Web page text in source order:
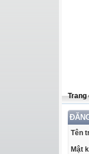
Trang
Tên
Mật